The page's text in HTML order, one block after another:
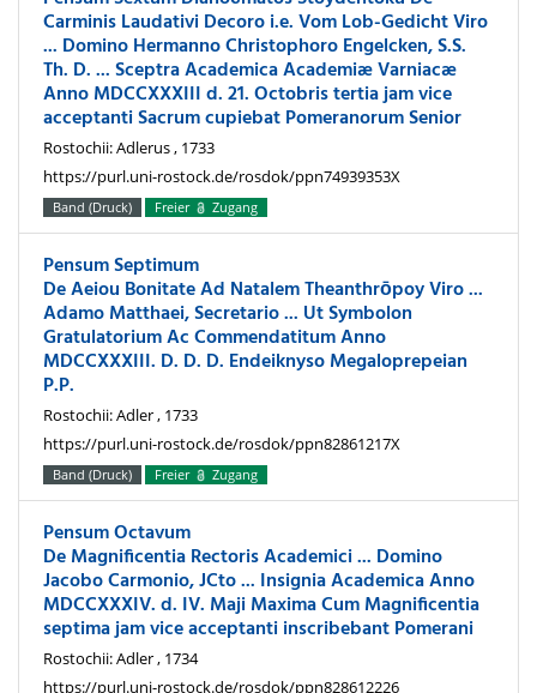
Carminis Laudativi Decoro i.e. Vom Lob-Gedicht Viro
... Domino Hermanno Christophoro Engelcken, S.S.
Th. D. ... Sceptra Academica Academiæ Varniacæ
Anno MDCCXXXIII d. 21. Octobris tertia jam vice
acceptanti Sacrum cupiebat Pomeranorum Senior
Rostochii: Adlerus , 1733
https://purl.uni-rostock.de/rosdok/ppn74939353X
Band (Druck) Freier Zugang
Pensum Septimum
De Aeiou Bonitate Ad Natalem Theanthrōpoy Viro ...
Adamo Matthaei, Secretario ... Ut Symbolon
Gratulatorium Ac Commendatitum Anno
MDCCXXXIII. D. D. D. Endeiknyso Megaloprepeian
P.P.
Rostochii: Adler , 1733
https://purl.uni-rostock.de/rosdok/ppn82861217X
Band (Druck) Freier Zugang
Pensum Octavum
De Magnificentia Rectoris Academici ... Domino
Jacobo Carmonio, JCto ... Insignia Academica Anno
MDCCXXXIV. d. IV. Maji Maxima Cum Magnificentia
septima jam vice acceptanti inscribebant Pomerani
Rostochii: Adler , 1734
https://purl.uni-rostock.de/rosdok/ppn828612226